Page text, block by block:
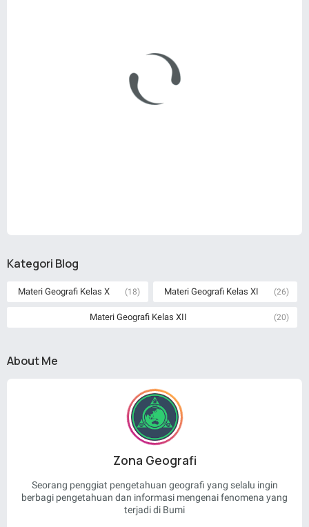
Kategori Blog
Materi Geografi Kelas X (18) Materi Geografi Kelas XI (26)
Materi Geografi Kelas XII (20)
About Me
Zona Geografi
Seorang penggiat pengetahuan geografi yang selalu ingin
berbagi pengetahuan dan informasi mengenai fenomena yang
terjadi di Bumi